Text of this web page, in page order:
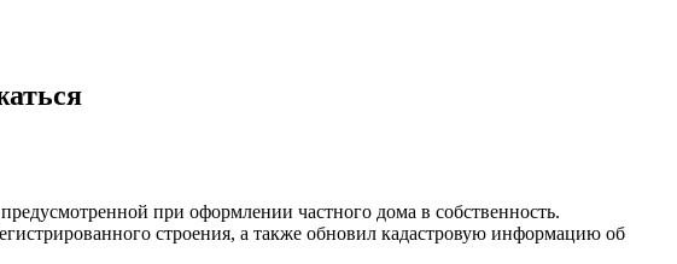
при оформлении частного дома в собственность.
строения, а также обновил кадастровую информацию об